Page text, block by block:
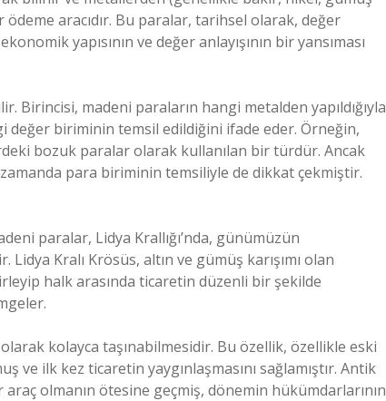
aracıdır. Bu paralar, tarihsel olarak, değer
yapısının ve değer anlayışının bir yansıması
Birincisi, madeni paraların hangi metalden yapıldığıyla
değer biriminin temsil edildiğini ifade eder. Örneğin,
bozuk paralar olarak kullanılan bir türdür. Ancak
para biriminin temsiliyle de dikkat çekmiştir.
paralar, Lidya Krallığı’nda, günümüzün
Kralı Krösüs, altın ve gümüş karışımı olan
halk arasında ticaretin düzenli bir şekilde
kolayca taşınabilmesidir. Bu özellik, özellikle eski
ilk kez ticaretin yaygınlaşmasını sağlamıştır. Antik
olmanın ötesine geçmiş, dönemin hükümdarlarının